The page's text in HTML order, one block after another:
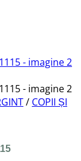
/ COPII ȘI